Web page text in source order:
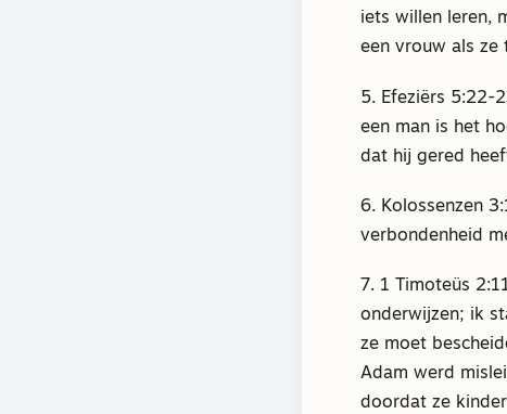
iets willen leren,
een vrouw als ze
5. Efeziërs 5:22-
een man is het
dat hij gered
6. Kolossenzen
verbondenheid
7. 1 Timoteüs
onderwijzen; ik
ze moet
Adam werd
doordat ze